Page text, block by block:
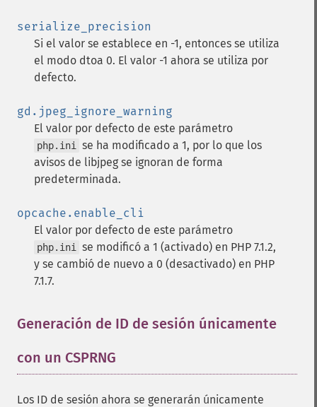
serialize_precision
Si el valor se establece en -1, entonces se utiliza
el modo dtoa 0. El valor -1 ahora se utiliza por
defecto.
gd.jpeg_ignore_warning
El valor por defecto de este parámetro
php.ini
se ha modificado a 1, por lo que los
avisos de libjpeg se ignoran de forma
predeterminada.
opcache.enable_cli
El valor por defecto de este parámetro
php.ini
se modificó a 1 (activado) en PHP 7.1.2,
y se cambió de nuevo a 0 (desactivado) en PHP
7.1.7.
Generación de ID de sesión únicamente
con un CSPRNG
Los ID de sesión ahora se generarán únicamente